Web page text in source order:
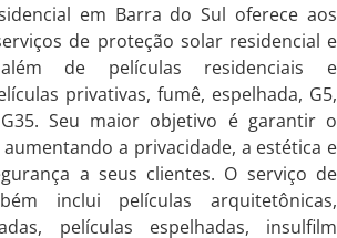
em Barra do Sul oferece aos
de proteção solar residencial e
de películas residenciais e
privativas, fumê, espelhada, G5,
Seu maior objetivo é garantir o
a privacidade, a estética e
a seus clientes. O serviço de
inclui películas arquitetônicas,
películas espelhadas, insulfilm